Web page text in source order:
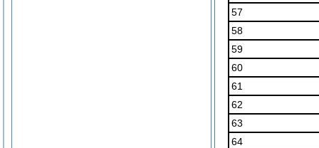
57
58
59
60
61
62
63
64